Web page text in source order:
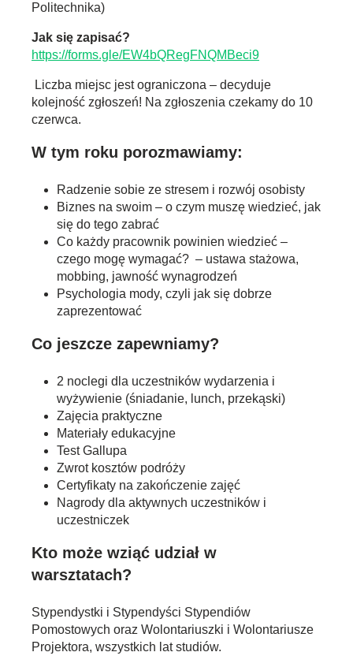
Politechnika)
Jak się zapisać?
https://forms.gle/EW4bQRegFNQMBeci9
Liczba miejsc jest ograniczona – decyduje
kolejność zgłoszeń! Na zgłoszenia czekamy do 10
czerwca.
W tym roku porozmawiamy:
Radzenie sobie ze stresem i rozwój osobisty
Biznes na swoim – o czym muszę wiedzieć, jak
się do tego zabrać
Co każdy pracownik powinien wiedzieć –
czego mogę wymagać? – ustawa stażowa,
mobbing, jawność wynagrodzeń
Psychologia mody, czyli jak się dobrze
zaprezentować
Co jeszcze zapewniamy?
2 noclegi dla uczestników wydarzenia i
wyżywienie (śniadanie, lunch, przekąski)
Zajęcia praktyczne
Materiały edukacyjne
Test Gallupa
Zwrot kosztów podróży
Certyfikaty na zakończenie zajęć
Nagrody dla aktywnych uczestników i
uczestniczek
Kto może wziąć udział w
warsztatach?
Stypendystki i Stypendyści Stypendiów
Pomostowych oraz Wolontariuszki i Wolontariusze
Projektora, wszystkich lat studiów.